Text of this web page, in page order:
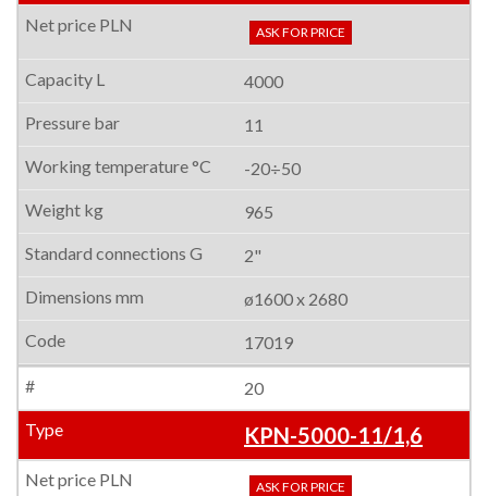
ASK FOR PRICE
4000
11
-20÷50
965
2"
ø1600 x 2680
17019
20
KPN-5000-11/1,6
ASK FOR PRICE